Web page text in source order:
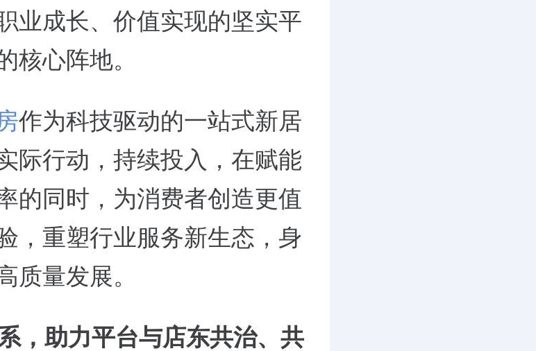
业成长、价值实现的坚实平
核心阵地。
作为科技驱动的一站式新居
际行动，持续投入，在赋能
的同时，为消费者创造更值
，重塑行业服务新生态，身
质量发展。
，助力平台与店东共治、共